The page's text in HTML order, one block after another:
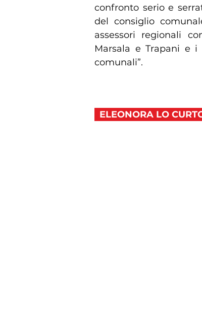
confronto serio e
del consiglio
assessori regionali
Marsala e Trapani e
comunali”.
ELEONORA LO